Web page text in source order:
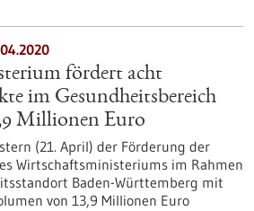
fördert acht
im Gesundheitsbereich
Millionen Euro
(21. April) der Förderung der
Wirtschaftsministeriums im Rahmen
Baden-Württemberg mit
von 13,9 Millionen Euro